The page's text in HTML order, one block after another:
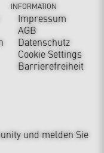
INFORMATION
Impressum
AGB
Datenschutz
Cookie Settings
Barrierefreiheit
und melden Sie